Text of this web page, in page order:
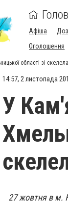
Афіша
Оголошення
області зі
14:57, 2 листопада
У
27 жовтня в м.